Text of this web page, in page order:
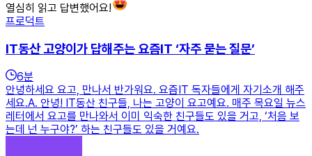
열심히 읽고 답변했어요!
프로덕트
IT동산 고양이가 답해주는 요즘IT ‘자주 묻는 질문’
6분
안녕하세요 요고, 만나서 반가워요. 요즘IT 독자들에게 자기소개 해주
세요.A. 안녕! IT동산 친구들, 나는 고양이 요고예요. 매주 목요일 뉴스
레터에서 요고를 만나와서 이미 익숙한 친구들도 있을 거고, ‘처음 보
는데 넌 누구야?’ 하는 친구들도 있을 거예요.